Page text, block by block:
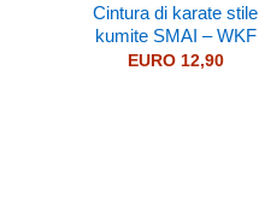
Cintura di karate stile
kumite SMAI – WKF
EURO12,90